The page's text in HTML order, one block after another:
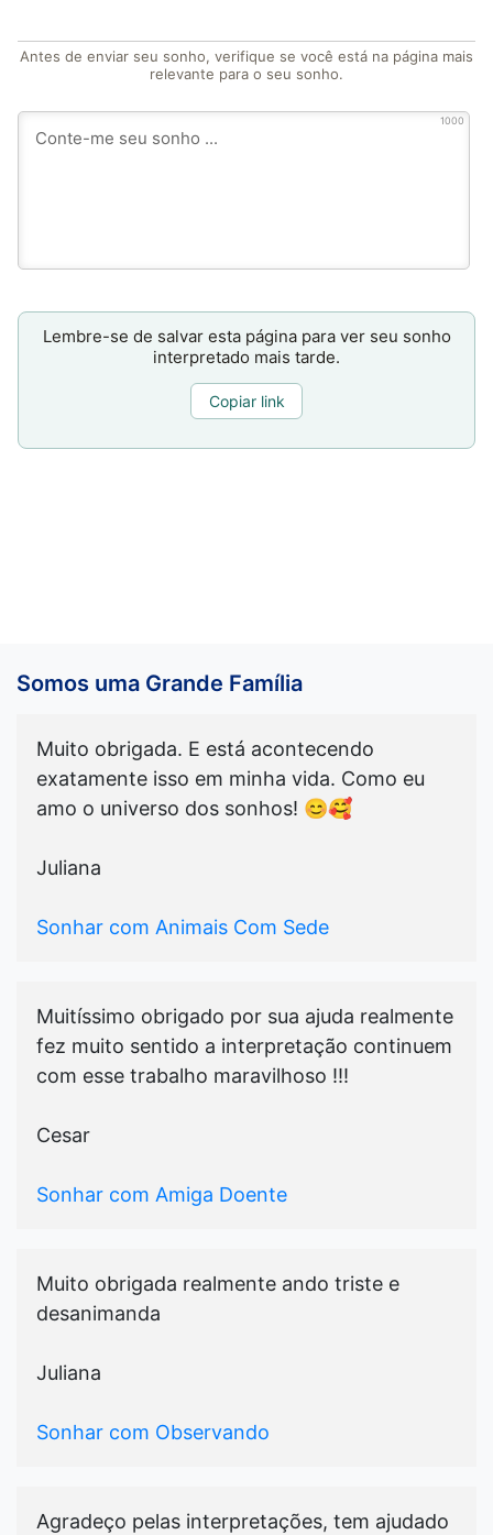
Antes de enviar seu sonho, verifique se você está na página mais
relevante para o seu sonho.
1000
Lembre-se de salvar esta página para ver seu sonho
interpretado mais tarde.
Copiar link
Somos uma Grande Família
Muito obrigada. E está acontecendo
exatamente isso em minha vida. Como eu
amo o universo dos sonhos! 😊🥰
Juliana
Sonhar com Animais Com Sede
Muitíssimo obrigado por sua ajuda realmente
fez muito sentido a interpretação continuem
com esse trabalho maravilhoso !!!
Cesar
Sonhar com Amiga Doente
Muito obrigada realmente ando triste e
desanimanda
Juliana
Sonhar com Observando
Agradeço pelas interpretações, tem ajudado